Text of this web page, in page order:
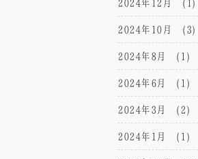
2024年12月 (1)
2024年10月 (3)
2024年8月 (1)
2024年6月 (1)
2024年3月 (2)
2024年1月 (1)